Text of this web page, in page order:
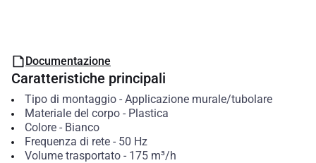
Documentazione
Caratteristiche principali
Tipo di montaggio- Applicazione murale/tubolare
Materiale del corpo- Plastica
Colore- Bianco
Frequenza di rete- 50 Hz
Volume trasportato- 175 m³/h